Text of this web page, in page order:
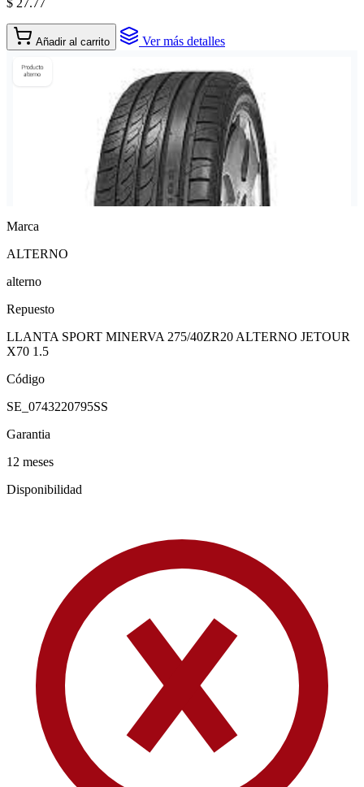
Añadir al carrito Ver más detalles
Marca
ALTERNO
alterno
Repuesto
LLANTA SPORT MINERVA 275/40ZR20 ALTERNO JETOUR
X70 1.5
Código
SE_0743220795SS
Garantia
12 meses
Disponibilidad